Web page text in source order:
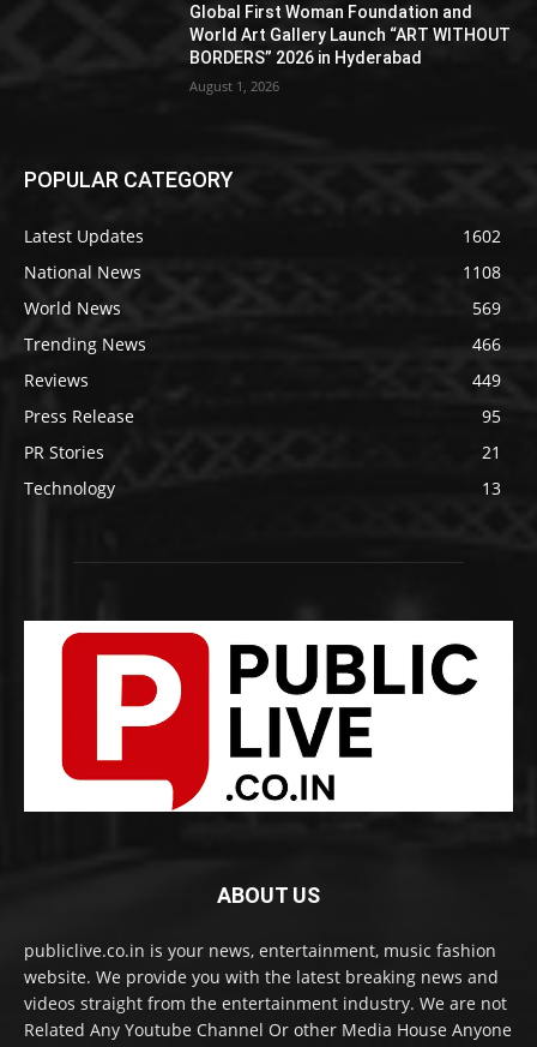
Global First Woman Foundation and
World Art Gallery Launch “ART WITHOUT
BORDERS” 2026 in Hyderabad
August 1, 2026
POPULAR CATEGORY
Latest Updates
1602
National News
1108
World News
569
Trending News
466
Reviews
449
Press Release
95
PR Stories
21
Technology
13
ABOUT US
publiclive.co.in is your news, entertainment, music fashion
website. We provide you with the latest breaking news and
videos straight from the entertainment industry. We are not
Related Any Youtube Channel Or other Media House Anyone